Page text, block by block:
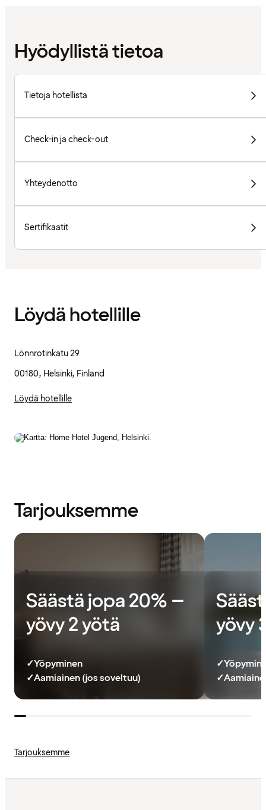
Hyödyllistä tietoa
Tietoja hotellista
Check-in ja check-out
Yhteydenotto
Sertifikaatit
Löydä hotellille
Lönnrotinkatu 29
00180, Helsinki, Finland
Löydä hotellille
Tarjouksemme
Säästä jopa 20% –
yövy 2 yötä
✓Yöpyminen
✓Aamiainen (jos soveltuu)
yövy
✓
✓
Tarjouksemme